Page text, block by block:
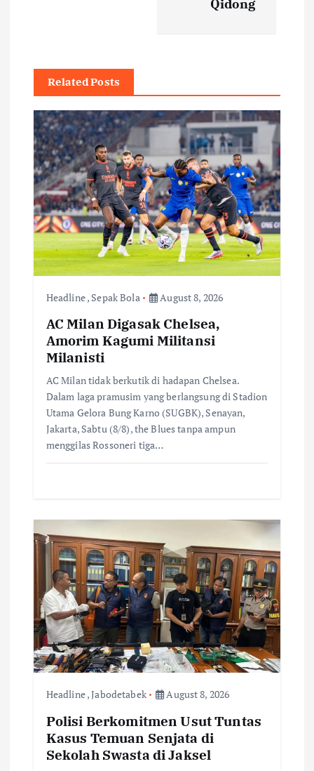
g
a
t
Qidong
Related Posts
Headline, Sepak Bola August 8, 2026
AC Milan Digasak Chelsea,
Amorim Kagumi Militansi
Milanisti
AC Milan tidak berkutik di hadapan Chelsea.
Dalam laga pramusim yang berlangsung di Stadion
Utama Gelora Bung Karno (SUGBK), Senayan,
Jakarta, Sabtu (8/8), the Blues tanpa ampun
menggilas Rossoneri tiga…
Headline,Jabodetabek August 8, 2026
Polisi Berkomitmen Usut Tuntas
Kasus Temuan Senjata di
Sekolah Swasta di Jaksel